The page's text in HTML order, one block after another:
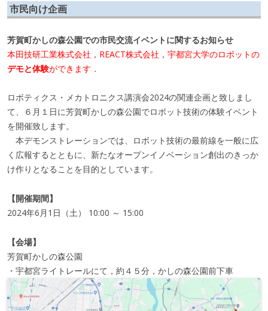
市民向け企画
芳賀町かしの森公園での市民交流イベントに関するお知らせ
本田技研工業株式会社，REACT株式会社，宇都宮大学のロボットの
デモと体験ができます．
ロボティクス・メカトロニクス講演会2024の関連企画と致しまし
て、６月１日に芳賀町かしの森公園でロボット技術の体験イベント
を開催致します。
本デモンストレーションでは、ロボット技術の最前線を一般に広
く広報するとともに、新たなオープンイノベーション創出のきっか
け作りとなることを目的としています。
【開催期間】
2024年6月1日（土） 10:00 ～ 15:00
【会場】
芳賀町かしの森公園
・宇都宮ライトレールにて，約４５分，かしの森公園前下車